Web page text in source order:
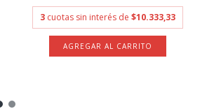
3 cuotas sin interés de $10.333,33